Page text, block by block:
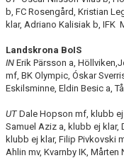
b, FC Rosengård, Kristian
klar, Adriano Kalisiak b, IFK
Landskrona BoIS
IN Erik Pärsson a,
mf, BK Olympic, Óskar
Eskilsminne, Eldin Besic a,
UT Dale Hopson mf, klubb
Samuel Aziz a, klubb ej klar,
klubb ej klar, Filip Pivkovski
Ahlin mv, Kvarnby IK,